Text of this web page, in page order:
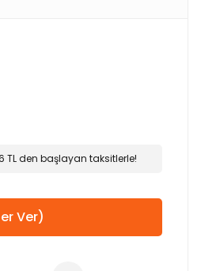
TL den başlayan taksitlerle!
Ver)